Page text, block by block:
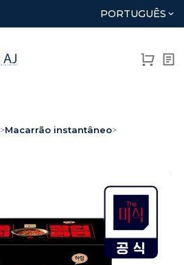
PORTUGUÊS
>Macarrão instantâneo>